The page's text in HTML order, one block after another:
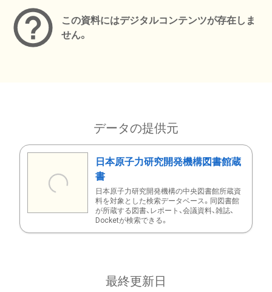
この資料にはデジタルコンテンツが存在しま
せん。
データの提供元
日本原子力研究開発機構図書館蔵
書
日本原子力研究開発機構の中央図書館所蔵資
料を対象とした検索データベース。同図書館
が所蔵する図書、レポート、会議資料、雑誌、
Docketが検索できる。
最終更新日